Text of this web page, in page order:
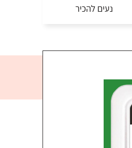
נעים להכיר